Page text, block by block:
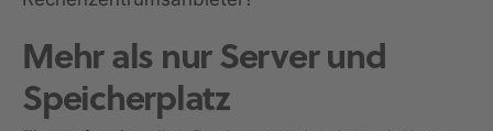
Mehr als nur Server und
Speicherplatz